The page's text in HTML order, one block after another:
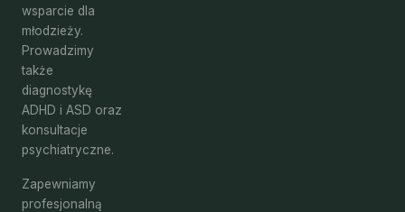
wsparcie dla
młodzieży.
Prowadzimy
także
diagnostykę
ADHD i ASD oraz
konsultacje
psychiatryczne.
Zapewniamy
profesjonalną